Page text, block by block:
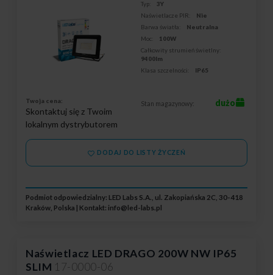
Typ:
3Y
Naświetlacze PIR:
Nie
Barwa światła:
Neutralna
Moc:
100W
Całkowity strumień świetlny:
9400lm
Klasa szczelności:
IP65
Twoja cena:
Skontaktuj się z Twoim
lokalnym dystrybutorem
Stan magazynowy: dużo
DODAJ DO LISTY ŻYCZEŃ
Podmiot odpowiedzialny: LED Labs S.A., ul. Zakopiańska 2C, 30-418
Kraków, Polska | Kontakt: info@led-labs.pl
Naświetlacz LED DRAGO 200W NW IP65
SLIM 17-0000-06